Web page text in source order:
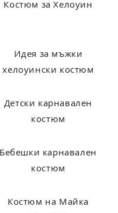
Костюм за Хелоуин
Идея за мъжки
хелоуински костюм
Детски карнавален
костюм
Бебешки карнавален
костюм
Костюм на Майка